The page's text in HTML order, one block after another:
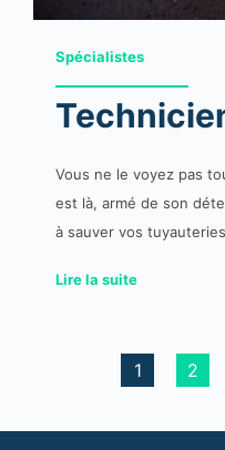
Spécialistes
Vous ne le voyez pas
est là, armé de son
à sauver vos
Lire la suite
1 2